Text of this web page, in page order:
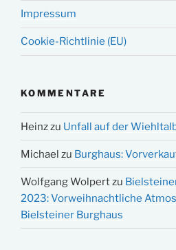
Impressum
Cookie-Richtlinie (EU)
KOMMENTARE
Heinzzu Unfall auf der
Michael zu Burghaus:
Wolfgang Wolpertzu
2023: Vorweihnachtliche
Bielsteiner Burghaus